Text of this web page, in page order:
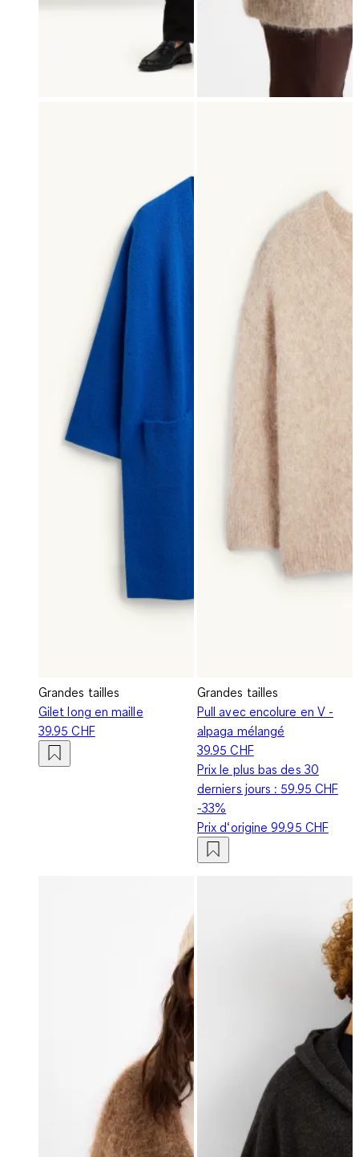
Grandes tailles
Gilet long en maille
39.95 CHF
Grandes tailles
Pull avec encolure en V -
alpaga mélangé
39.95 CHF
Prix le plus bas des 30
derniers jours : 59.95 CHF
-33%
Prix d‘origine99.95 CHF